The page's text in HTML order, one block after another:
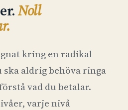
Noll
kring en radikal
aldrig behöva ringa
vad du betalar.
varje nivå